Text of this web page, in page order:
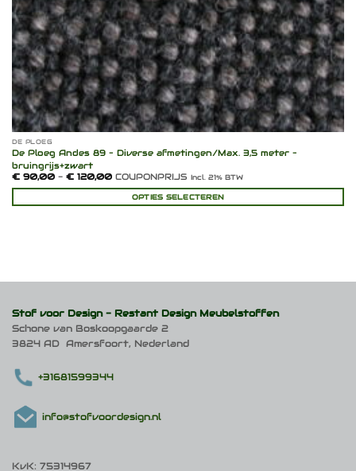
DE PLOEG
De Ploeg Andes 89 – Diverse afmetingen/Max. 3,5 meter –
bruingrijs+zwart
€90,00 - €120,00Prijsklasse:
tot
€ 120,00
COUPONPRIJS Incl. 21% BTW
OPTIES SELECTEREN
Deze
gekozen
worden
op
productpagina
Stof voor Design - Restant Design Meubelstoffen
Schone van Boskoopgaarde 2
3824 AD Amersfoort, Nederland
+31681599344
info@stofvoordesign.nl
KvK: 75314967